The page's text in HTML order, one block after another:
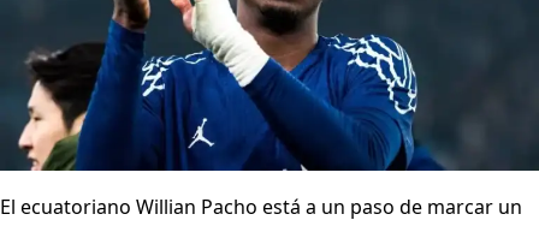
El ecuatoriano Willian Pacho está a un paso de marcar un